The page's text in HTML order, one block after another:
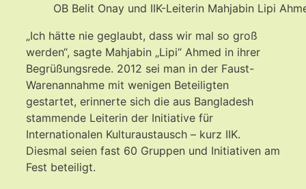
OB Belit Onay und IIK-Leiterin Mahjabin Lipi
„Ich hätte nie geglaubt, dass wir mal so groß
werden“, sagte Mahjabin „Lipi“ Ahmed in ihrer
Begrüßungsrede. 2012 sei man in der Faust-
Warenannahme mit wenigen Beteiligten
gestartet, erinnerte sich die aus Bangladesh
stammende Leiterin der Initiative für
Internationalen Kulturaustausch – kurz IIK.
Diesmal seien fast 60 Gruppen und Initiativen am
Fest beteiligt.